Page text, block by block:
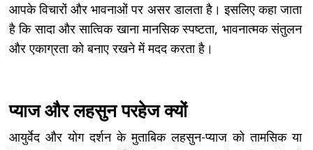
आपके विचारों और भावनाओं पर असर डालता है। इसलिए कहा जाता
है कि सादा और सात्विक खाना मानसिक स्पष्टता, भावनात्मक संतुलन
और एकाग्रता को बनाए रखने में मदद करता है।
प्याज और लहसुन परहेज क्यों
आयुर्वेद और योग दर्शन के मुताबिक लहसुन-प्याज को तामसिक या